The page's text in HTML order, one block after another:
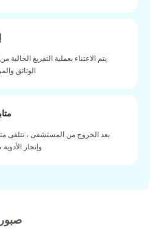
يتم الاعتناء بعملية التفريغ الخالية
الوثائق
بعد الخروج من المستشفى ، تتلقى
وإنجاز
صبور